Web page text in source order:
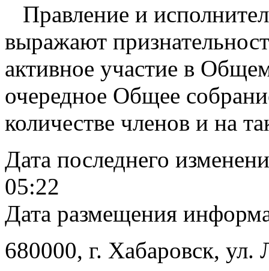
Правление и
выражают
активное участие в
очередное Общее
количестве членов и на
Дата последнего
05:22
Дата размещения
680000, г. Хабаровск, ул.